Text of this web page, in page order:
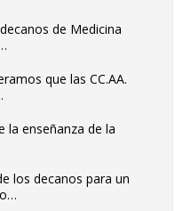
de Medicina
que las CC.AA.
la enseñanza de la
los decanos para un